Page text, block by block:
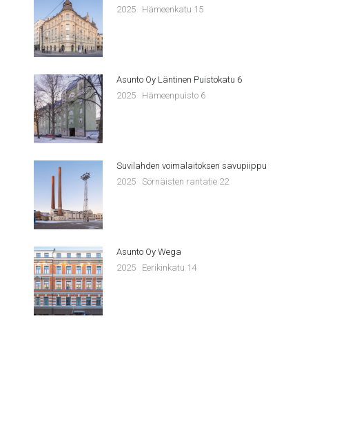
2025
Hämeenkatu 15
Asunto Oy Läntinen Puistokatu 6
2025
Hämeenpuisto 6
Suvilahden voimalaitoksen savupiippu
2025 Sörnäisten rantatie 22
Asunto Oy Wega
2025
Eerikinkatu 14